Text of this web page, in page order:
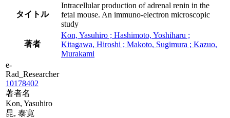
タイトル
Intracellular production of adrenal renin in the
fetal mouse. An immuno-electron microscopic
study
著者
Kon, Yasuhiro ; Hashimoto, Yoshiharu ;
Kitagawa, Hiroshi ; Makoto, Sugimura ; Kazuo,
Murakami
e-
Rad_Researcher
10178402
著者名
Kon, Yasuhiro
昆, 泰寛